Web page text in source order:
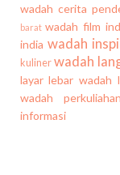
wadah cerita
barat wadah film
india wadah
kuliner wadah
layar lebar wadah
wadah perkuliahan
informasi